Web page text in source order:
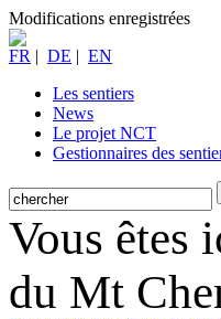
Modifications enregistrées
FR | DE | EN
Les sentiers
News
Le projet NCT
Gestionnaires des
Vous êtes
du Mt